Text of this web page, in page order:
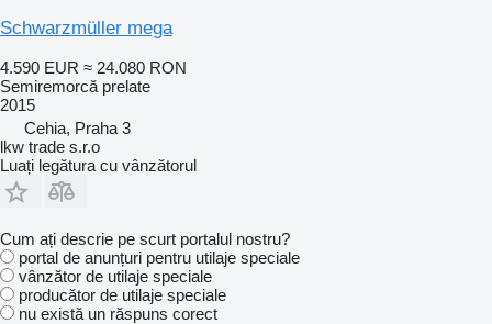
Schwarzmüller mega
4.590 EUR ≈ 24.080 RON
Semiremorcă prelate
2015
Cehia, Praha 3
lkw trade s.r.o
Luați legătura cu vânzătorul
Cum ați descrie pe scurt portalul nostru?
portal de anunțuri pentru utilaje speciale
vânzător de utilaje speciale
producător de utilaje speciale
nu există un răspuns corect